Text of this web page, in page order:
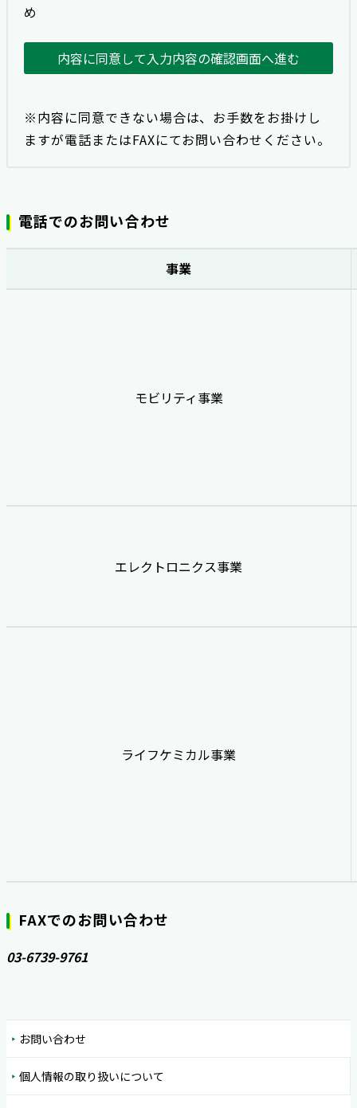
め
内容に同意して入力内容の確認画面へ進む
※内容に同意できない場合は、お手数をお掛けし
ますが電話またはFAXにてお問い合わせください。
電話でのお問い合わせ
事業
モビリティ事業
エレクトロニクス事業
ライフケミカル事業
FAXでのお問い合わせ
03-6739-9761
お問い合わせ
個人情報の取り扱いについて